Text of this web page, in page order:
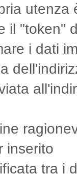
utenza
il "token"
i dati
inserito
tra i